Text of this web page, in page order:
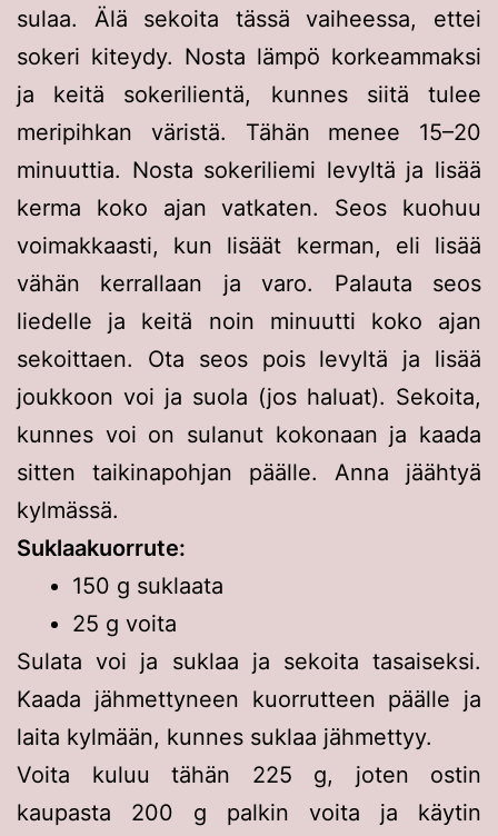
sulaa. Älä sekoita tässä vaiheessa, ettei
sokeri kiteydy. Nosta lämpö korkeammaksi
ja keitä sokerilientä, kunnes siitä tulee
meripihkan väristä. Tähän menee 15–20
minuuttia. Nosta sokeriliemi levyltä ja lisää
kerma koko ajan vatkaten. Seos kuohuu
voimakkaasti, kun lisäät kerman, eli lisää
vähän kerrallaan ja varo. Palauta seos
liedelle ja keitä noin minuutti koko ajan
sekoittaen. Ota seos pois levyltä ja lisää
joukkoon voi ja suola (jos haluat). Sekoita,
kunnes voi on sulanut kokonaan ja kaada
sitten taikinapohjan päälle. Anna jäähtyä
kylmässä.
Suklaakuorrute:
150 g suklaata
25 g voita
Sulata voi ja suklaa ja sekoita tasaiseksi.
Kaada jähmettyneen kuorrutteen päälle ja
laita kylmään, kunnes suklaa jähmettyy.
Voita kuluu tähän 225 g, joten ostin
kaupasta 200 g palkin voita ja käytin